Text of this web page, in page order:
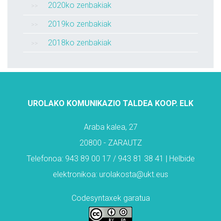
2020ko zenbakiak
2019ko zenbakiak
2018ko zenbakiak
UROLAKO KOMUNIKAZIO TALDEA KOOP. ELK
Araba kalea, 27
20800 - ZARAUTZ
Telefonoa: 943 89 00 17 / 943 81 38 41 | Helbide
elektronikoa: urolakosta@ukt.eus
Codesyntaxek garatua